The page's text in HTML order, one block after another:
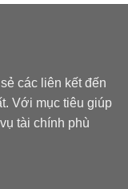
các liên kết đến
Với mục tiêu giúp
tài chính phù